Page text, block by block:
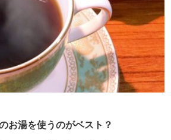
お湯を使うのがベスト？